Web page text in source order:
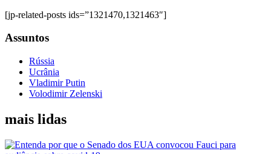
[jp-related-posts ids=”1321470,1321463″]
Assuntos
Rússia
Ucrânia
Vladimir Putin
Volodimir Zelenski
mais lidas